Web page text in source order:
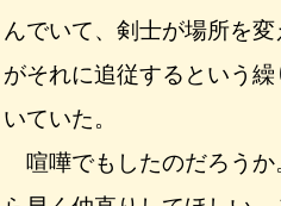
んでいて、剣士が場所を
がそれに追従するという
いていた。
喧嘩でもしたのだろうか